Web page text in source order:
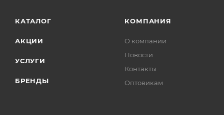
КАТАЛОГ
АКЦИИ
УСЛУГИ
БРЕНДЫ
КОМПАНИЯ
О компании
Новости
Контакты
Оптовикам